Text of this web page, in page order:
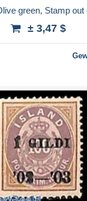
green, Stamp
± 3,47 $